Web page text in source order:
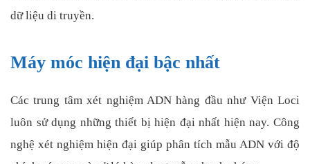
dữ liệu di truyền.
Máy móc hiện đại bậc nhất
Các trung tâm xét nghiệm ADN hàng đầu như Viện Loci
luôn sử dụng những thiết bị hiện đại nhất hiện nay. Công
nghệ xét nghiệm hiện đại giúp phân tích mẫu ADN với độ